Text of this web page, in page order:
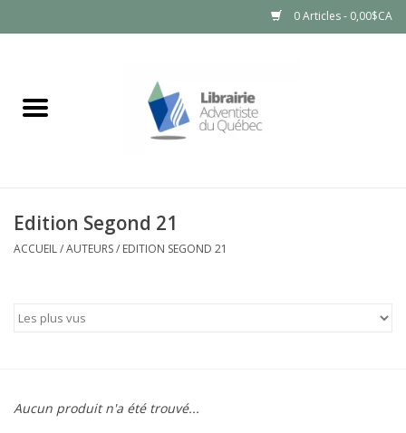
0 Articles - 0,00$CA
Edition Segond 21
ACCUEIL/AUTEURS/ EDITION SEGOND 21
Aucun produit n'a été trouvé...